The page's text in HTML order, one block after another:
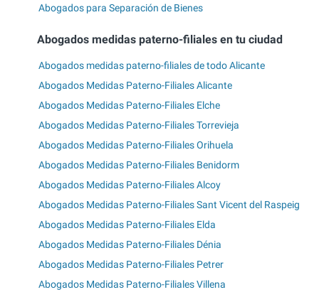
Abogados para Separación de Bienes
Abogados medidas paterno-filiales en tu ciudad
Abogados medidas paterno-filiales de todo Alicante
Abogados Medidas Paterno-Filiales Alicante
Abogados Medidas Paterno-Filiales Elche
Abogados Medidas Paterno-Filiales Torrevieja
Abogados Medidas Paterno-Filiales Orihuela
Abogados Medidas Paterno-Filiales Benidorm
Abogados Medidas Paterno-Filiales Alcoy
Abogados Medidas Paterno-Filiales Sant Vicent del Raspeig
Abogados Medidas Paterno-Filiales Elda
Abogados Medidas Paterno-Filiales Dénia
Abogados Medidas Paterno-Filiales Petrer
Abogados Medidas Paterno-Filiales Villena